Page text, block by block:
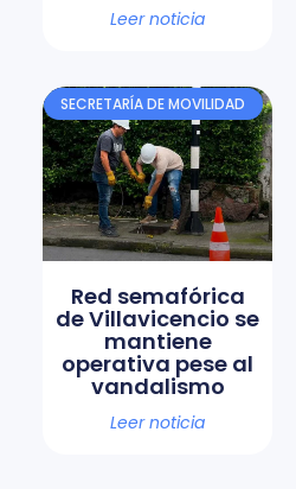
Leer noticia
SECRETARÍA DE MOVILIDAD
Red semafórica
de Villavicencio se
mantiene
operativa pese al
vandalismo
Leer noticia